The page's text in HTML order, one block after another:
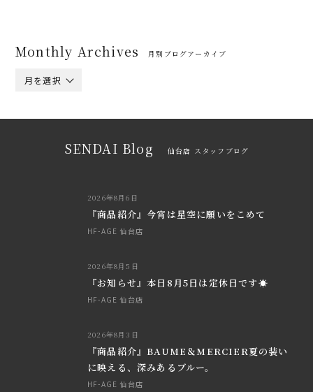
Monthly Archives 月別ブログアーカイブ
月を選択
SENDAI Blog 仙台店 スタッフブログ
2026年8月6日
『商品紹介』今宵は星空に願いをこめて
HF-AGE 仙台店
2026年8月5日
『お知らせ』本日8月5日は定休日です☀
HF-AGE 仙台店
2026年8月3日
『商品紹介』BAUME＆MERCIER夏の装い
に映える、深みあるブルー。
HF-AGE 仙台店